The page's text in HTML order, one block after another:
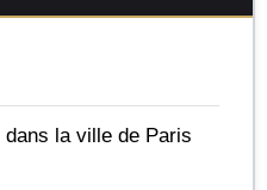
la ville de Paris